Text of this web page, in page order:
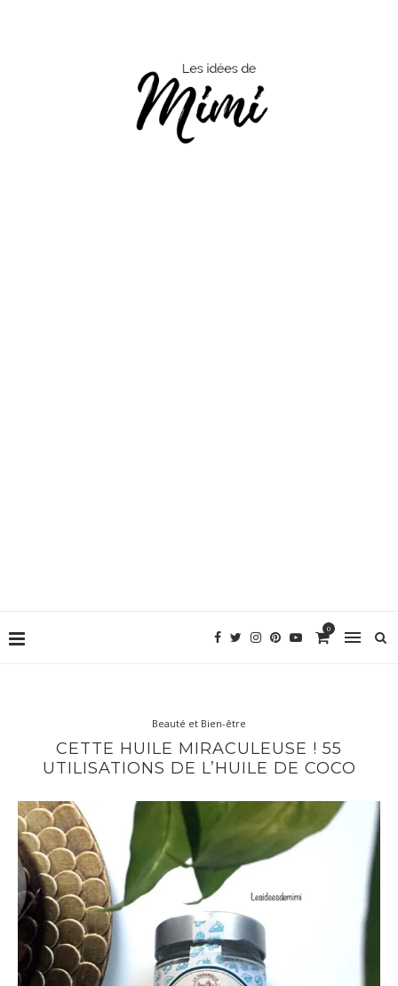
0
Beauté et Bien-être
CETTE HUILE MIRACULEUSE ! 55
UTILISATIONS DE L’HUILE DE COCO